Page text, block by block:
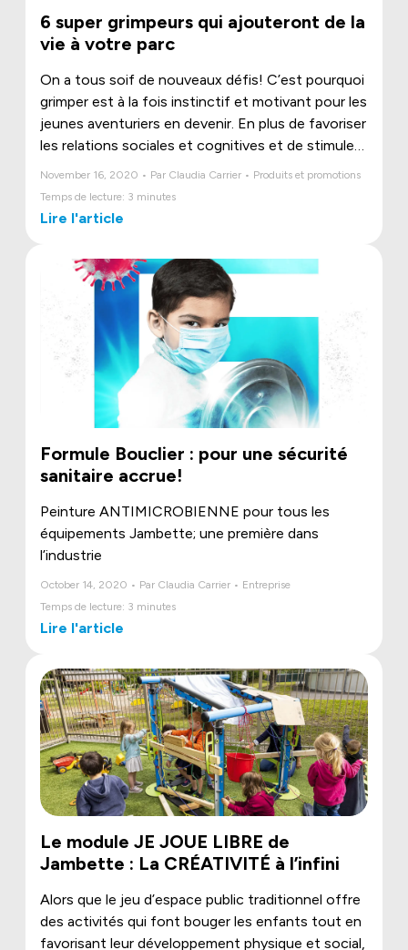
6 super grimpeurs qui ajouteront de la
vie à votre parc
On a tous soif de nouveaux défis! C’est pourquoi
grimper est à la fois instinctif et motivant pour les
jeunes aventuriers en devenir. En plus de favoriser
les relations sociales et cognitives et de stimuler
l’adolescence et l’âge adulte. Découvrez le top 6
November 16, 2020 • Par Claudia Carrier • Produits et promotions
Temps de lecture: 3 minutes
Lire l'article
Formule Bouclier : pour une sécurité
sanitaire accrue!
Peinture ANTIMICROBIENNE pour tous les
équipements Jambette; une première dans
l’industrie
October 14, 2020 • Par Claudia Carrier • Entreprise
Temps de lecture: 3 minutes
Lire l'article
Le module JE JOUE LIBRE de
Jambette : La CRÉATIVITÉ à l’infini
Alors que le jeu d’espace public traditionnel offre
des activités qui font bouger les enfants tout en
favorisant leur développement physique et social,